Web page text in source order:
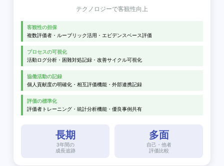
テクノロジーで客観性向上
客観性の担保
複数評価者・ルーブリック活用・エビデンスベース評価
プロセスの可視化
活動ログ分析・困難対処記録・改善サイクル可視化
協働活動の記録
個人貢献度の明確化・相互評価機能・外部連携記録
評価の標準化
評価者トレーニング・統計分析機能・優良事例共有
長期
3年間の
成長追跡
多面
自己・他者
評価比較